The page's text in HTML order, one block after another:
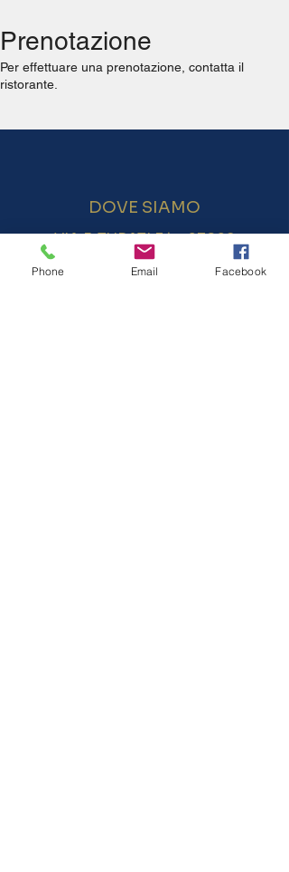
Prenotazione
Per effettuare una prenotazione, contatta il
ristorante.
DOVE SIAMO
VIA F. TURATI34 - 27028
SAN MARTINO SICCOMARIO (PV)
Phone Email Facebook